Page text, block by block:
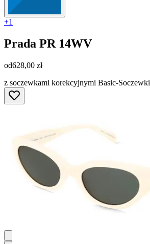
+1
Prada PR 14WV
od628,00 zł
z soczewkami korekcyjnymi Basic-Soczewki